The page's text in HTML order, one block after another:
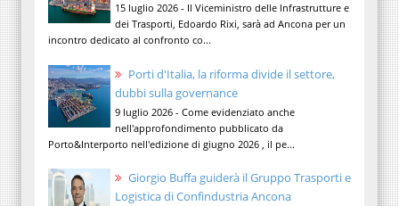
15 luglio 2026 - Il Viceministro delle Infrastrutture e
dei Trasporti, Edoardo Rixi, sarà ad Ancona per un
incontro dedicato al confronto co...
Porti d'Italia, la riforma divide il settore,
dubbi sulla governance
9 luglio 2026 - Come evidenziato anche
nell'approfondimento pubblicato da
Porto&Interporto nell'edizione di giugno 2026 , il pe...
Giorgio Buffa guiderà il Gruppo Trasporti e
Logistica di Confindustria Ancona